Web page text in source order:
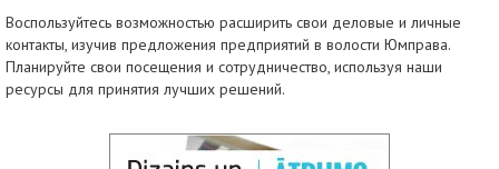
Воспользуйтесь возможностью расширить свои деловые и личные
контакты, изучив предложения предприятий в волости Юмправа.
Планируйте свои посещения и сотрудничество, используя наши
ресурсы для принятия лучших решений.